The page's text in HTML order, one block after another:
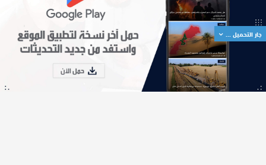
جار التحميل ...